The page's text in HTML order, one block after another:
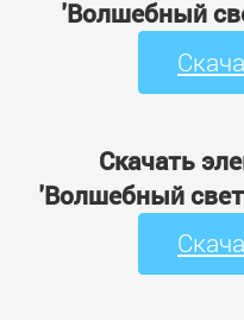
'Волшебный
Скачать
'Волшебный